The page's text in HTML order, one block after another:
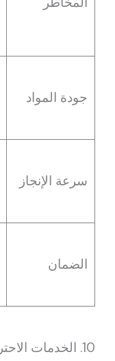
جودة المواد
سرعة الإنجاز
الضمان
10. الخدمات الاحترافية لمركز صيانة كريازي